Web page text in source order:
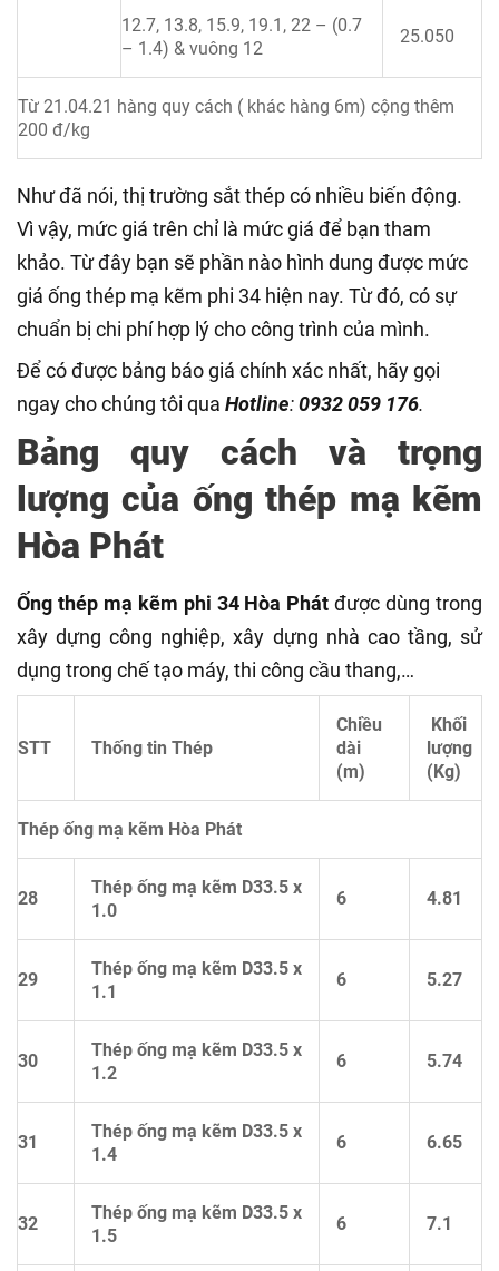
12.7, 13.8, 15.9, 19.1, 22 – (0.7
– 1.4) & vuông 12
25.050
Từ 21.04.21 hàng quy cách ( khác hàng 6m) cộng thêm
200 đ/kg
Như đã nói, thị trường sắt thép có nhiều biến động.
Vì vậy, mức giá trên chỉ là mức giá để bạn tham
khảo. Từ đây bạn sẽ phần nào hình dung được mức
giá ống thép mạ kẽm phi 34 hiện nay. Từ đó, có sự
chuẩn bị chi phí hợp lý cho công trình của mình.
Để có được bảng báo giá chính xác nhất, hãy gọi
ngay cho chúng tôi qua Hotline:0932 059 176.
Bảng quy cách và trọng
lượng của ống thép mạ kẽm
Hòa Phát
Ống thép mạ kẽm phi 34 Hòa Phát được dùng trong
xây dựng công nghiệp, xây dựng nhà cao tầng, sử
dụng trong chế tạo máy, thi công cầu thang,…
STT Thống tin Thép
Chiều
dài
(m)
Khối
lượng
(Kg)
Thép ống mạ kẽm Hòa Phát
28
Thép ống mạ kẽm D33.5 x
1.0
6 4.81
29
Thép ống mạ kẽm D33.5 x
1.1
6 5.27
30
Thép ống mạ kẽm D33.5 x
1.2
6 5.74
31
Thép ống mạ kẽm D33.5 x
1.4
6 6.65
32
Thép ống mạ kẽm D33.5 x
1.5
6 7.1